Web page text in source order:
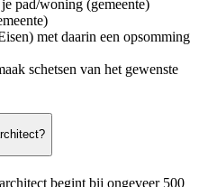
pad/woning (gemeente)
met daarin een opsomming
schetsen van het gewenste
begint bij ongeveer 500